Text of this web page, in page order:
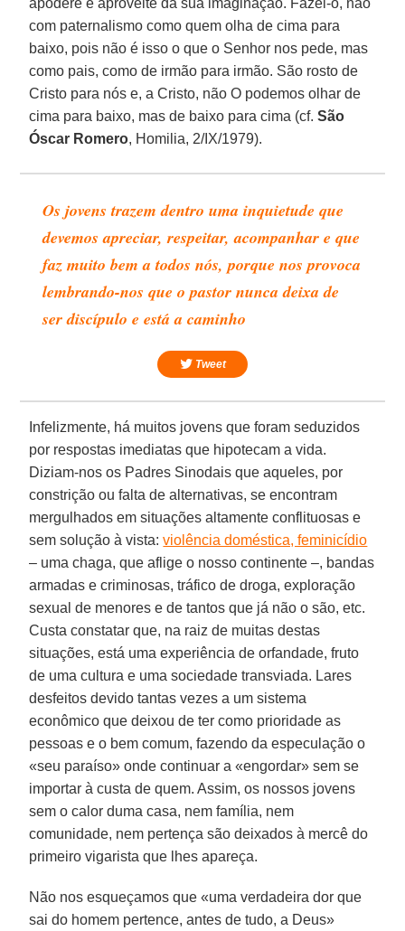
com paternalismo como quem olha de cima para
baixo, pois não é isso o que o Senhor nos pede, mas
como pais, como de irmão para irmão. São rosto de
Cristo para nós e, a Cristo, não O podemos olhar de
cima para baixo, mas de baixo para cima (cf.São
Óscar Romero, Homilia, 2/IX/1979).
Os jovens trazem dentro uma inquietude que
devemos apreciar, respeitar, acompanhar e que
faz muito bem a todos nós, porque nos provoca
lembrando-nos que o pastor nunca deixa de
ser discípulo e está a caminho
Tweet
Infelizmente, há muitos jovens que foram seduzidos
por respostas imediatas que hipotecam a vida.
Diziam-nos os Padres Sinodais que aqueles, por
constrição ou falta de alternativas, se encontram
mergulhados em situações altamente conflituosas e
sem solução à vista:violência doméstica, feminicídio
– uma chaga, que aflige o nosso continente –, bandas
armadas e criminosas, tráfico de droga, exploração
sexual de menores e de tantos que já não o são, etc.
Custa constatar que, na raiz de muitas destas
situações, está uma experiência de orfandade, fruto
de uma cultura e uma sociedade transviada. Lares
desfeitos devido tantas vezes a um sistema
econômico que deixou de ter como prioridade as
pessoas e o bem comum, fazendo da especulação o
«seu paraíso» onde continuar a «engordar» sem se
importar à custa de quem. Assim, os nossos jovens
sem o calor duma casa, nem família, nem
comunidade, nem pertença são deixados à mercê do
primeiro vigarista que lhes apareça.
Não nos esqueçamos que «uma verdadeira dor que
sai do homem pertence, antes de tudo, a Deus»